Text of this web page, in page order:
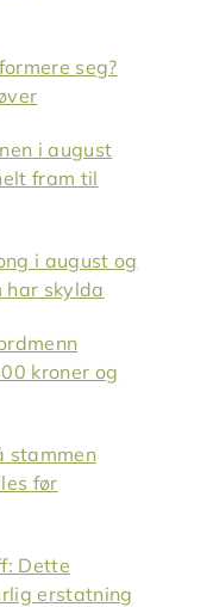
seg?
i august
fram til
i august og
har skylda
kroner og
stammen
før
Dette
erstatning